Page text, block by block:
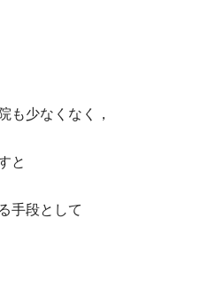
も少なくなく，
と
手段として